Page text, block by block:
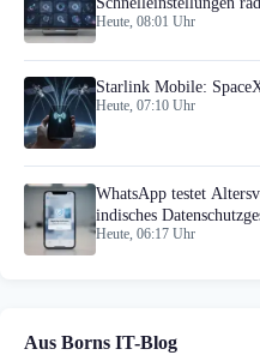
Heute, 08:01 Uhr
Starlink Mobile:
Heute, 07:10 Uhr
WhatsApp testet
indisches
Heute, 06:17 Uhr
Aus Borns IT-Blog